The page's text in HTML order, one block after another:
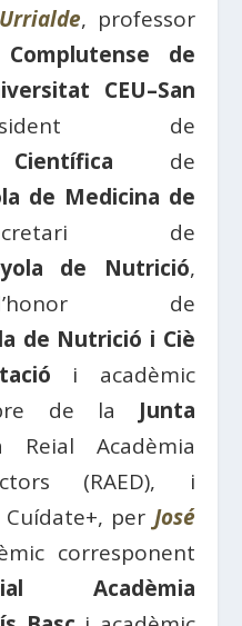
, professor
Complutense de
CEU–San
de
de
de Medicina de
de
de Nutrició,
de
de Nutrició i Ciè
i acadèmic
de la Junta
Acadèmia
(RAED), i
Cuídate+, per José
corresponent
Acadèmia